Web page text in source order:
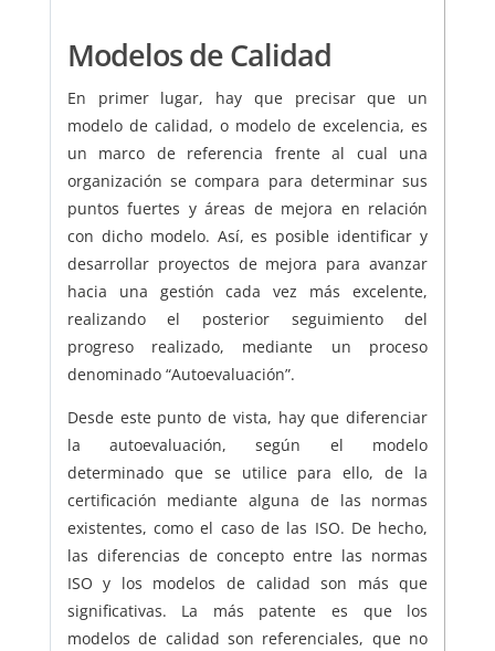
Modelos de Calidad
En primer lugar, hay que precisar que un
modelo de calidad, o modelo de excelencia, es
un marco de referencia frente al cual una
organización se compara para determinar sus
puntos fuertes y áreas de mejora en relación
con dicho modelo. Así, es posible identificar y
desarrollar proyectos de mejora para avanzar
hacia una gestión cada vez más excelente,
realizando el posterior seguimiento del
progreso realizado, mediante un proceso
denominado “Autoevaluación”.
Desde este punto de vista, hay que diferenciar
la autoevaluación, según el modelo
determinado que se utilice para ello, de la
certificación mediante alguna de las normas
existentes, como el caso de las ISO. De hecho,
las diferencias de concepto entre las normas
ISO y los modelos de calidad son más que
significativas. La más patente es que los
modelos de calidad son referenciales, que no